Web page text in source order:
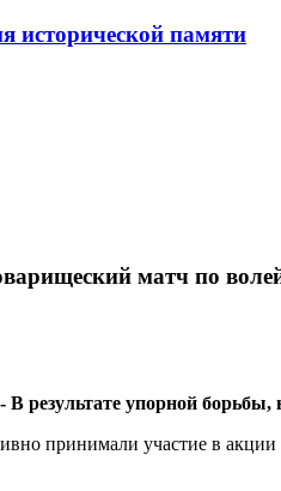
исторической памяти
матч по
упорной
принимали участие в